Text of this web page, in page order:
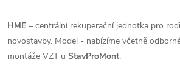
HME – centrální rekuperační jednotka pro
novostavby. Model - nabízíme včetně
montáže VZT u StavProMont.